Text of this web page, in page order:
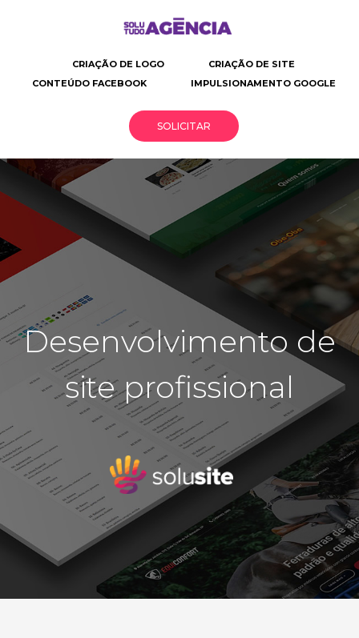
CRIAÇÃO DE LOGO
CRIAÇÃO DE SITE
CONTEÚDO FACEBOOK
IMPULSIONAMENTO GOOGLE
SOLICITAR
Solutudo
Agência
|
O
seu
negócio
em
detalhes
Criação
de
site
Desenvolvimento
de
site
profissional
Solusite
Desenvolvimento de
site profissional